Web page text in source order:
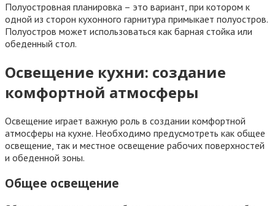
Полуостровная планировка – это вариант, при котором к
одной из сторон кухонного гарнитура примыкает полуостров.
Полуостров может использоваться как барная стойка или
обеденный стол.
Освещение кухни: создание
комфортной атмосферы
Освещение играет важную роль в создании комфортной
атмосферы на кухне. Необходимо предусмотреть как общее
освещение, так и местное освещение рабочих поверхностей
и обеденной зоны.
Общее освещение